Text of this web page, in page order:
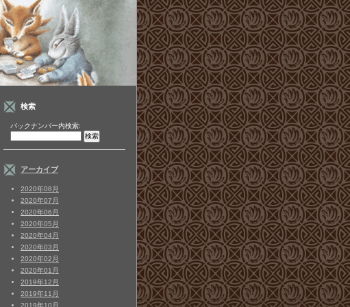
検索
バックナンバー内検索:
アーカイブ
2020年08月
2020年07月
2020年06月
2020年05月
2020年04月
2020年03月
2020年02月
2020年01月
2019年12月
2019年11月
2019年10月